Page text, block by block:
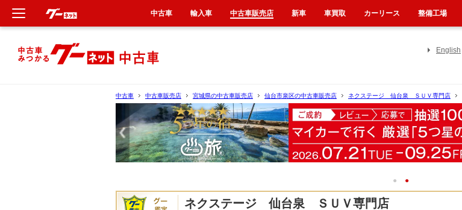
English
中古車 中古車販売店 宮城県の中古車販売店 仙台市泉区の中古車販売店 ネクステージ 仙台泉 ＳＵＶ専門店
ネクステージ 仙台泉 ＳＵＶ専門店
中古車 輸入車 中古車販売店 新車 車買取 カーリース 整備工場
新車